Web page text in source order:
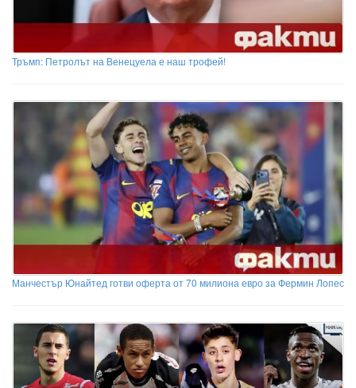
Тръмп: Петролът на Венецуела е наш трофей!
Манчестър Юнайтед готви оферта от 70 милиона евро за Фермин Лопес